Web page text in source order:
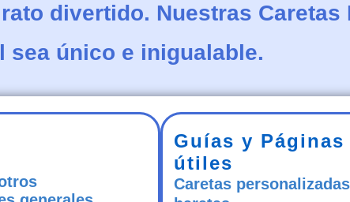
divertido. Nuestras Caretas
sea único e inigualable.
Guías y Páginas
útiles
Caretas personalizadas